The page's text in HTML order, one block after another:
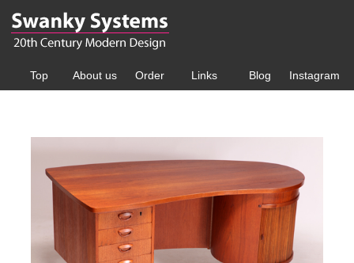
Top About us Order Links Blog Instagram